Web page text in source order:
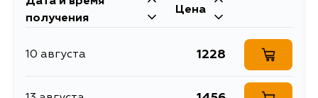
получения
Цена
10 августа 1228